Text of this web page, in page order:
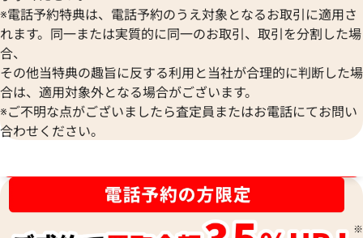
サルヴァトーレ・フェラガモ ヴァラ ショ
ルダーバッグ レザー
参考買取価格
2025年10月3日時点
サルヴァトーレ
トバッグ レザー
参考買取価格
2026年3月3日時点
※電話予約特典は、電話予約のうえ対象となるお取引に適用さ
れます。同一または実質的に同一のお取引、取引を分割した場
合、
その他当特典の趣旨に反する利用と当社が合理的に判断した場
合は、適用対象外となる場合がございます。
※ご不明な点がございましたら査定員またはお電話にてお問い
合わせください。